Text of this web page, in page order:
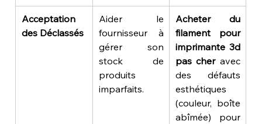
Acceptation
des Déclassés
Aider le
fournisseur à
gérer son
stock de
produits
imparfaits.
Acheter du
filament pour
imprimante 3d
pas cher avec
des défauts
esthétiques
(couleur, boîte
abîmée) pour